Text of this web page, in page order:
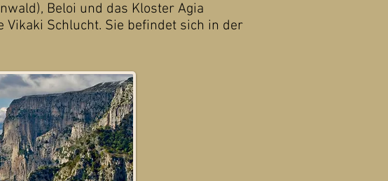
Beloi und das Kloster Agia
Schlucht. Sie befindet sich in der